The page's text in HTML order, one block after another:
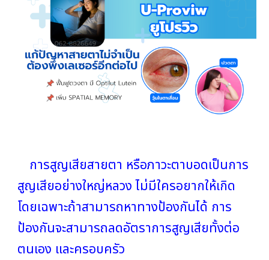
การสูญเสียสายตา หรือภาวะตาบอดเป็นการ
สูญเสียอย่างใหญ่หลวง ไม่มีใครอยากให้เกิด
โดยเฉพาะถ้าสามารถหาทางป้องกันได้ การ
ป้องกันจะสามารถลดอัตราการสูญเสียทั้งต่อ
ตนเอง และครอบครัว